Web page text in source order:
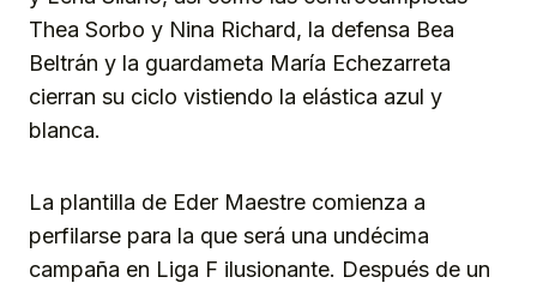
Thea Sorbo y Nina Richard, la defensa Bea
Beltrán y la guardameta María Echezarreta
cierran su ciclo vistiendo la elástica azul y
blanca.
La plantilla de Eder Maestre comienza a
perfilarse para la que será una undécima
campaña en Liga F ilusionante. Después de un